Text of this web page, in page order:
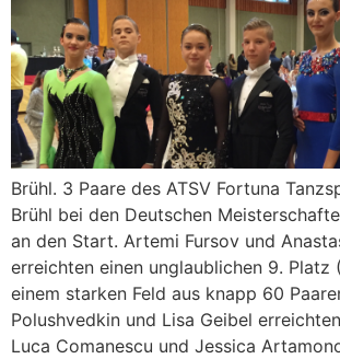
Brühl. 3 Paare des ATSV Fortuna
Brühl bei den Deutschen
an den Start. Artemi Fursov und
erreichten einen unglaublichen 9. Platz
einem starken Feld aus knapp 60
Polushvedkin und Lisa Geibel
Luca Comanescu und Jessica